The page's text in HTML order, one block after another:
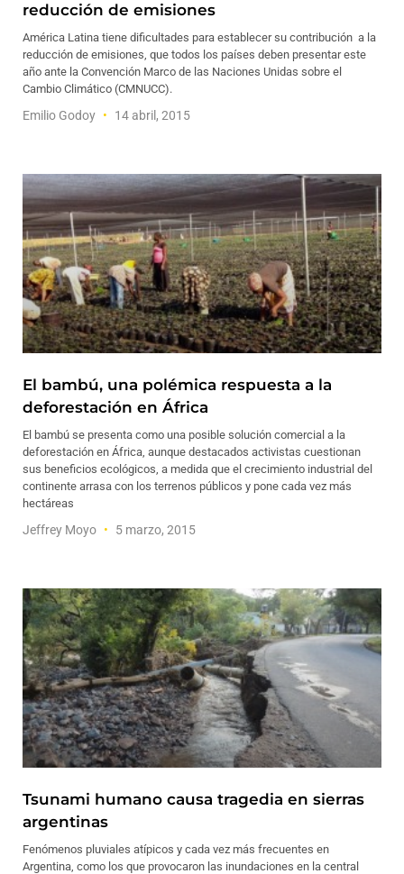
reducción de emisiones
América Latina tiene dificultades para establecer su contribución a la
reducción de emisiones, que todos los países deben presentar este
año ante la Convención Marco de las Naciones Unidas sobre el
Cambio Climático (CMNUCC).
Emilio Godoy 14 abril, 2015
El bambú, una polémica respuesta a la
deforestación en África
El bambú se presenta como una posible solución comercial a la
deforestación en África, aunque destacados activistas cuestionan
sus beneficios ecológicos, a medida que el crecimiento industrial del
continente arrasa con los terrenos públicos y pone cada vez más
hectáreas
Jeffrey Moyo 5 marzo, 2015
Tsunami humano causa tragedia en sierras
argentinas
Fenómenos pluviales atípicos y cada vez más frecuentes en
Argentina, como los que provocaron las inundaciones en la central